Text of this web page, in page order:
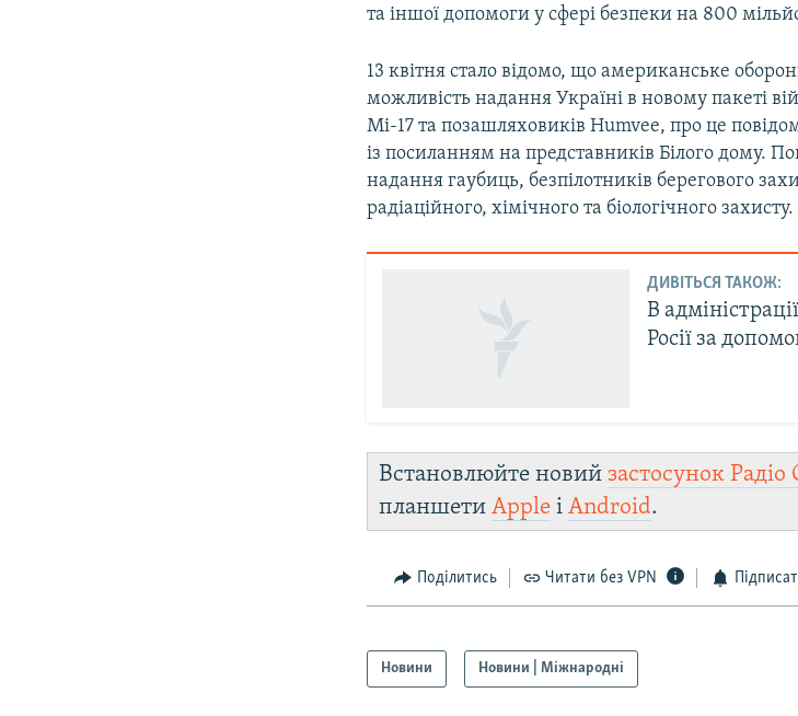
та іншої допомоги у сфері безпеки на 800
13 квітня стало відомо, що американське
можливість надання Україні в новому пакеті
Мі-17 та позашляховиків Humvee, про це
із посиланням на представників Білого дому.
надання гаубиць, безпілотників берегового
радіаційного, хімічного та біологічного захисту.
ДИВІТЬСЯ ТАКОЖ:
В
Росії за
Встановлюйте новийзастосунок Радіо
планшетиApple іAndroid.
Поділитись Читати без VPN
Новини Новини | Міжнародні